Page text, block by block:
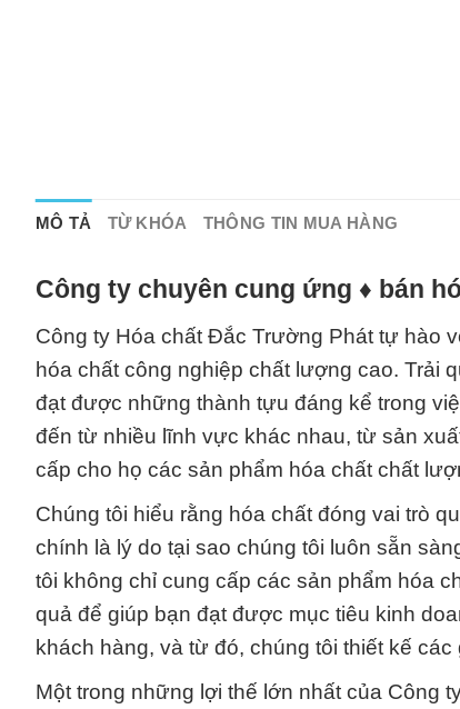
MÔ TẢ TỪ KHÓA THÔNG TIN MUA HÀNG
Công ty chuyên cung ứng ♦ bán
Công ty Hóa chất Đắc Trường Phát tự hào
hóa chất công nghiệp chất lượng cao. Trải
đạt được những thành tựu đáng kể trong
đến từ nhiều lĩnh vực khác nhau, từ sản
cấp cho họ các sản phẩm hóa chất chất
Chúng tôi hiểu rằng hóa chất đóng vai trò
chính là lý do tại sao chúng tôi luôn sẵn
tôi không chỉ cung cấp các sản phẩm hóa
quả để giúp bạn đạt được mục tiêu kinh
khách hàng, và từ đó, chúng tôi thiết kế
Một trong những lợi thế lớn nhất của Công